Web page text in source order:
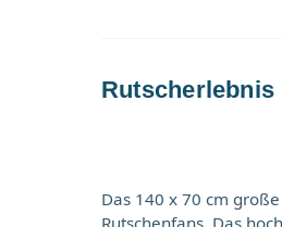
Rutscherlebnis
Das 140 x 70 cm
Rutschenfans. Das